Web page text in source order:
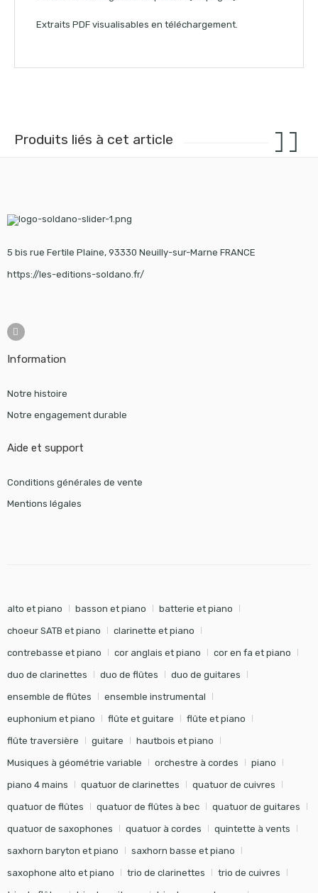
Extraits PDF visualisables en téléchargement.
Produits liés à cet article
5 bis rue Fertile Plaine, 93330 Neuilly-sur-Marne FRANCE
https://les-editions-soldano.fr/
Information
Notre histoire
Notre engagement durable
Aide et support
Conditions générales de vente
Mentions légales
alto et piano basson et piano batterie et piano
choeur SATB et piano clarinette et piano
contrebasse et piano cor anglais et piano cor en fa et piano
duo de clarinettes duo de flûtes duo de guitares
ensemble de flûtes ensemble instrumental
euphonium et piano flûte et guitare flûte et piano
flûte traversière guitare hautbois et piano
Musiques à géométrie variable orchestre à cordes piano
piano 4 mains quatuor de clarinettes quatuor de cuivres
quatuor de flûtes quatuor de flûtes à bec quatuor de guitares
quatuor de saxophones quatuor à cordes quintette à vents
saxhorn baryton et piano saxhorn basse et piano
saxophone alto et piano trio de clarinettes trio de cuivres